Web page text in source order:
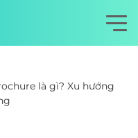
là gì? Xu hướng